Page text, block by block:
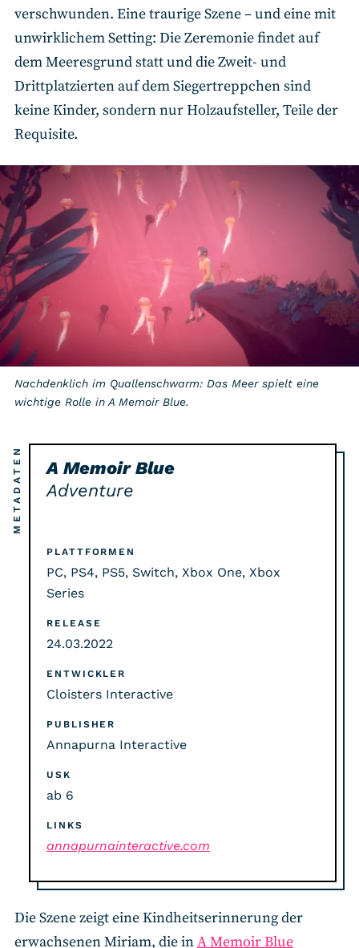
verschwunden. Eine traurige Szene – und eine mit
unwirklichem Setting: Die Zeremonie findet auf
dem Meeresgrund statt und die Zweit- und
Drittplatzierten auf dem Siegertreppchen sind
keine Kinder, sondern nur Holzaufsteller, Teile der
Requisite.
Nachdenklich im Quallenschwarm: Das Meer spielt eine
wichtige Rolle in A Memoir Blue.
METADATEN
A Memoir Blue
Adventure
PLATTFORMEN
PC, PS4, PS5, Switch, Xbox One, Xbox
Series
RELEASE
24.03.2022
ENTWICKLER
Cloisters Interactive
PUBLISHER
Annapurna Interactive
USK
ab 6
LINKS
annapurnainteractive.com
Die Szene zeigt eine Kindheitserinnerung der
erwachsenen Miriam, die inA Memoir Blue